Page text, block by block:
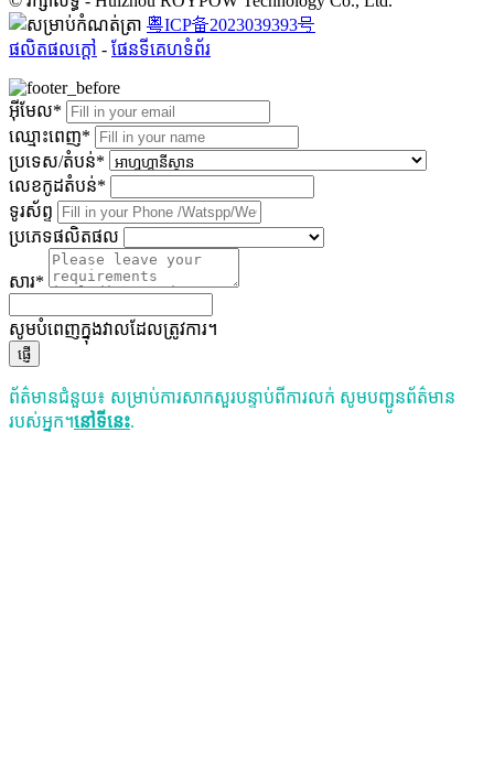
粤ICP备2023039393号
ផលិតផលក្តៅ - ផែនទីគេហទំព័រ
អ៊ីមែល*
ឈ្មោះពេញ*
ប្រទេស/តំបន់*
លេខ​កូដ​តំបន់*
ទូរស័ព្ទ
ប្រភេទផលិតផល
សារ*
សូមបំពេញក្នុងវាលដែលត្រូវការ។
ផ្ញើ
ព័ត៌មានជំនួយ៖ សម្រាប់ការសាកសួរបន្ទាប់ពីការលក់ សូមបញ្ជូនព័ត៌មាន
របស់អ្នក។នៅទីនេះ.